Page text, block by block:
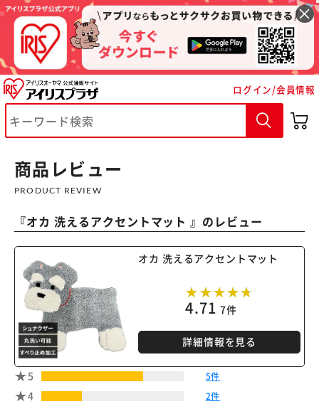
ログイン/会員情報
商品レビュー
PRODUCT REVIEW
『オカ 洗えるアクセントマット』のレビュー
オカ 洗えるアクセントマット
4.71 7件
詳細情報を見る
5 5件
4 2件
※ご確認ください
カートに入れる 購入手続きへ